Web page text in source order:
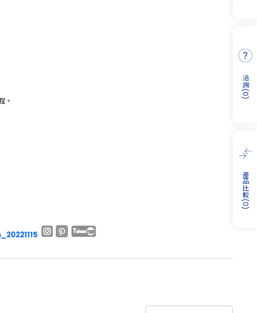
。
洽詢
(
0
)
產品比較
(
0
)